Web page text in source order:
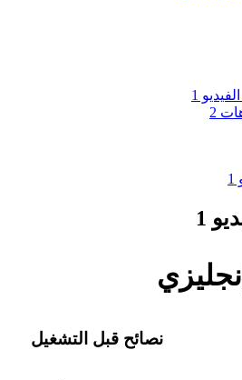
1
2
1
إنجليزي
نصائح قبل التشغيل